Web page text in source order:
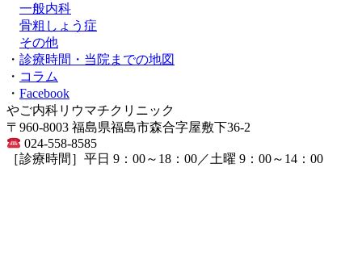
一般内科
骨粗しょう症
その他
・ 診療時間・当院までの地図
・ コラム
・ Facebook
やご内科リウマチクリニック
〒960-8003 福島県福島市森合字屋敷下36-2
024-558-8585
［診療時間］平日 9：00～18：00／土曜 9：00～14：00